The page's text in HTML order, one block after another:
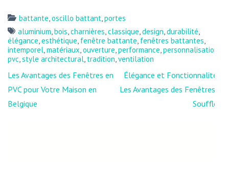
battante oscillo battant portes
aluminium bois charnières classique design durabilité
élégance esthétique fenêtre battante fenêtres battantes
intemporel matériaux ouverture performance personnalisation
pvc style architectural tradition ventilation
Navigation
de
l’article
Les Avantages des Fenêtres en
PVC pour Votre Maison en
Belgique
Élégance et Fonctionnalité :
Les Avantages des Fenêtres à
Soufflet